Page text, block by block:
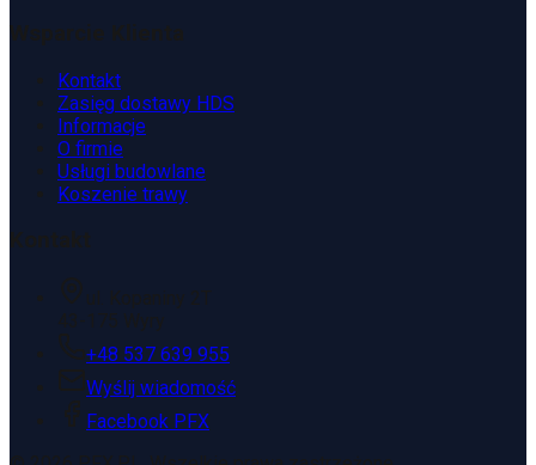
Kontakt
Zasięg dostawy HDS
Informacje
O firmie
Usługi budowlane
Koszenie trawy
+48 537 639 955
Wyślij wiadomość
Facebook PFX